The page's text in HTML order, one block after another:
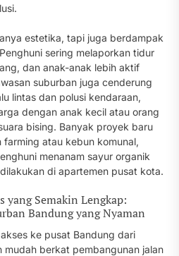
estetika, tapi juga berdampak
sering melaporkan tidur
dan anak-anak lebih aktif
suburban juga cenderung
lintas dan polusi kendaraan,
dengan anak kecil atau orang
bising. Banyak proyek baru
atau kebun komunal,
menanam sayur organik
di apartemen pusat kota.
Semakin Lengkap:
Bandung yang Nyaman
ke pusat Bandung dari
mudah berkat pembangunan jalan